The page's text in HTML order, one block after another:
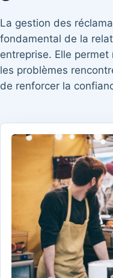
La gestion des
fondamental de la
entreprise. Elle
les problèmes
de renforcer la